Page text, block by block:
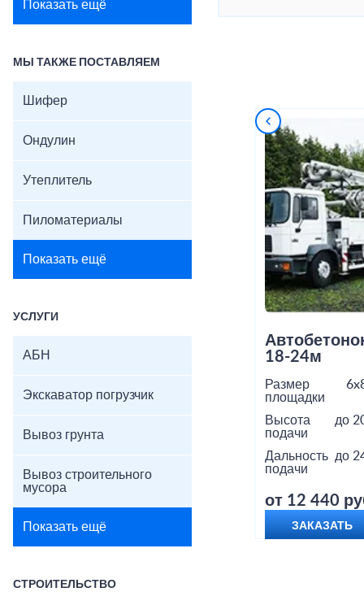
Показать ещё
МЫ ТАКЖЕ ПОСТАВЛЯЕМ
Шифер
Ондулин
Утеплитель
Пиломатериалы
Показать ещё
УСЛУГИ
АБН
Экскаватор погрузчик
Вывоз грунта
Вывоз строительного
мусора
Показать ещё
СТРОИТЕЛЬСТВО
18-24м
Размер
площадки
Высота
подачи
до
Дальность
подачи
до
от 12 440
ЗАКАЗАТЬ